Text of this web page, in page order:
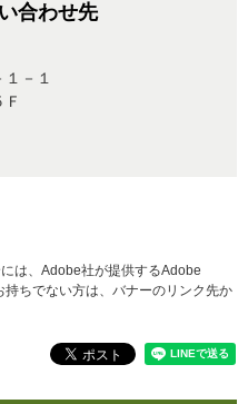
合わせ先
－１
は、Adobe社が提供するAdobe
ちでない方は、バナーのリンク先か